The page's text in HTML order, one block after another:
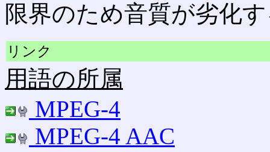
限界のため音質が劣化
リンク
用語の所属
MPEG-4
MPEG-4 AAC